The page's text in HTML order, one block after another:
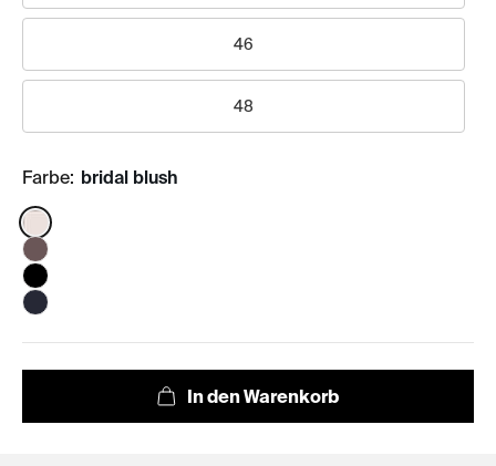
46
48
Farbe: bridal blush
Color: